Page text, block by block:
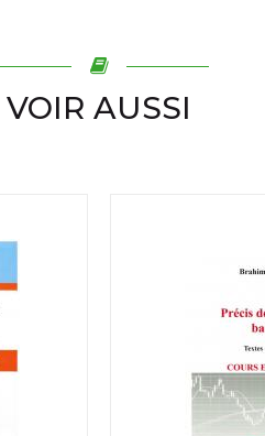
VOIR AUSSI